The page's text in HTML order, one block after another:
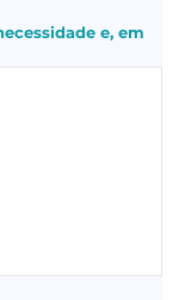
e, em